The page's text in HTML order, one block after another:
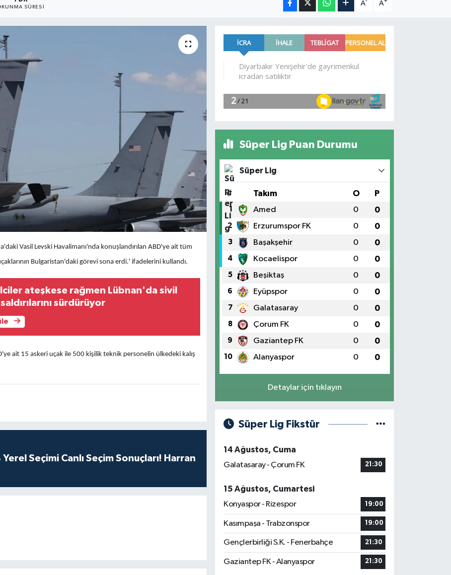
SÜRESI
A A
Vasil Levski Havalimanı'nda konuşlandırılan ABD'ye ait tüm
Bulgaristan'daki görevi sona erdi.' ifadelerini kullandı.
ateşkese rağmen Lübnan'da sivil
sürdürüyor
ait 15 askeri uçak ile 500 kişilik teknik personelin ülkedeki kalış
Seçimi Canlı Seçim Sonuçları! Harran
Süper Lig Puan Durumu
Süper Lig
# Takım O P
1 Amed 0 0
2 Erzurumspor FK 0 0
3 Başakşehir 0 0
4 Kocaelispor 0 0
5 Beşiktaş 0 0
6 Eyüpspor 0 0
7 Galatasaray 0 0
8 Çorum FK 0 0
9 Gaziantep FK 0 0
10 Alanyaspor 0 0
Detaylar için tıklayın
Süper Lig Fikstür
14 Ağustos, Cuma
Galatasaray - Çorum FK
21:30
15 Ağustos, Cumartesi
Konyaspor - Rizespor
19:00
Kasımpaşa - Trabzonspor 19:00
Gençlerbirliği S.K. - Fenerbahçe 21:30
Gaziantep FK - Alanyaspor 21:30